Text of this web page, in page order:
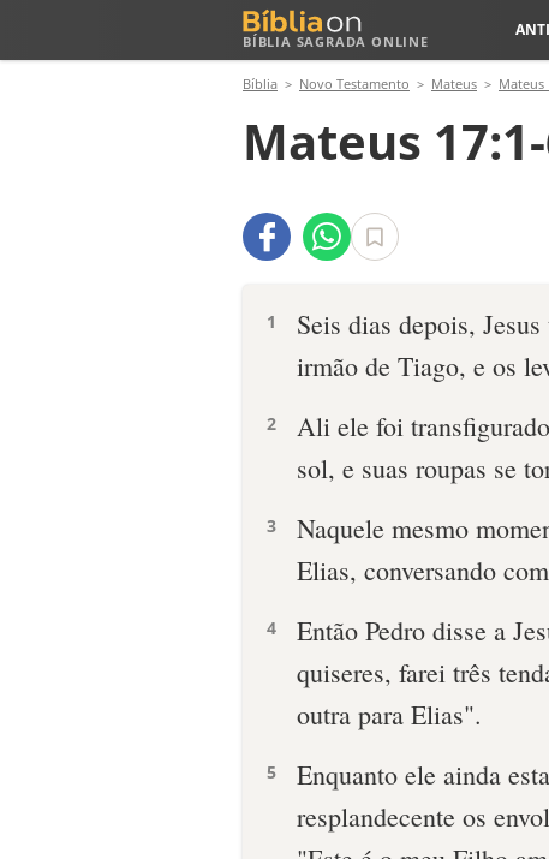
BÍBLIA SAGRADA ONLINE
Bíblia Novo Testamento Mateus Mateus
Mateus
1
Seis dias depois,
irmão de Tiago, e os
2
Ali ele foi
sol, e suas roupas se
3
Naquele mesmo
Elias, conversando
4
Então Pedro disse a
quiseres, farei três
outra para Elias".
5
Enquanto ele ainda
resplandecente os